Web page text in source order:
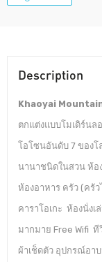
Description
Khaoyai
ตกแต่งแบบโมเดิร์นล
โอโซนอันดับ 7 ของ
นานาชนิดในสวน ห้อ
ห้องอาหาร ครัว (ครั
คาราโอเกะ ห้องนั่ง
มากมาย Free Wifi
ผ้าเช็ดตัว อุปกรณ์อา